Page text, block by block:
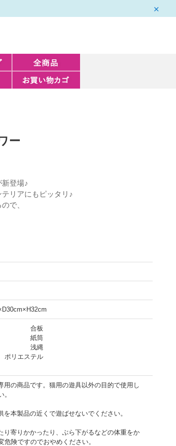
ー
登場♪
リアにもピッタリ♪
で、
合板
筒
縄
リエステル
用の商品です。猫用の遊具以外の目的で使用し
。
を本製品の近くで遊ばせないでください。
り寄りかかったり、ぶら下がるなどの体重をか
危険ですのでおやめください。